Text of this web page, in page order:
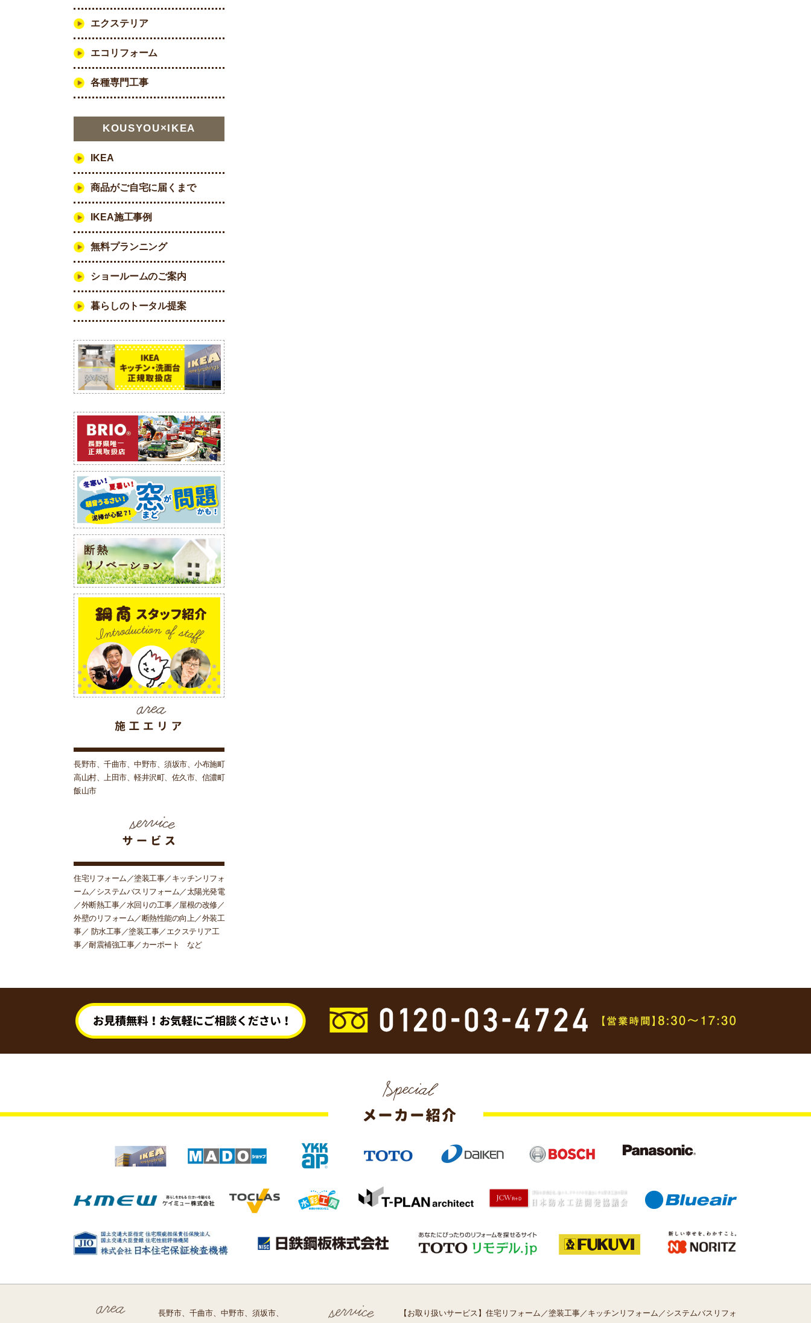
エクステリア
エコリフォーム
各種専門工事
KOUSYOU×IKEA
IKEA
商品がご自宅に届くまで
IKEA施工事例
無料プランニング
ショールームのご案内
暮らしのトータル提案
長野市、千曲市、中野市、須坂市、小布施町
高山村、上田市、軽井沢町、佐久市、信濃町
飯山市
住宅リフォーム／塗装工事／キッチンリフォ
ーム／システムバスリフォーム／太陽光発電
／外断熱工事／水回りの工事／屋根の改修／
外壁のリフォーム／断熱性能の向上／外装工
事／ 防水工事／塗装工事／エクステリア工
事／耐震補強工事／カーポート など
長野市、千曲市、中野市、須坂市、 【お取り扱いサービス】住宅リフォーム／塗装工事／キッチンリフォーム／システムバスリフォ